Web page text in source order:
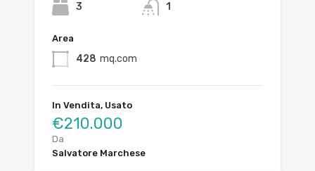
3 1
Area
428 mq.com
In Vendita, Usato
€210.000
Da
Salvatore Marchese